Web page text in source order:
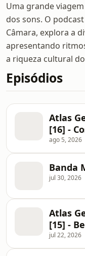
Uma grande
dos sons. O
Câmara, explora a
apresentando
a riqueza cultural
Episódios
Atlas
[16] -
ago 5, 2026
Banda
jul 30, 2026
Atlas
[15] -
jul 22, 2026